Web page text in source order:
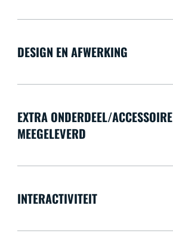
DESIGN EN AFWERKING
EXTRA ONDERDEEL/ACCESSOIRE
MEEGELEVERD
INTERACTIVITEIT